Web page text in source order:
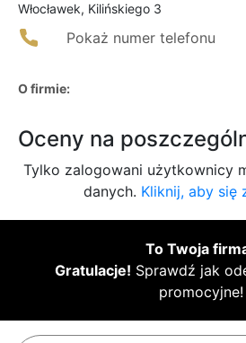
Włocławek, Kilińskiego 3
Pokaż numer telefonu
O firmie:
Oceny na
Tylko zalogowani użytkownicy
danych. Kliknij, aby się
To Twoja
Gratulacje! Sprawdź jak
promocyjne!